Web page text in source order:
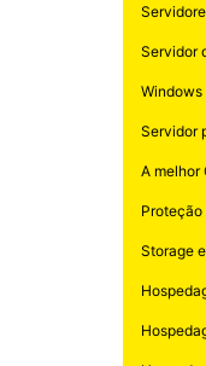
Servidor
Servidor
A melhor
Proteção
Storage